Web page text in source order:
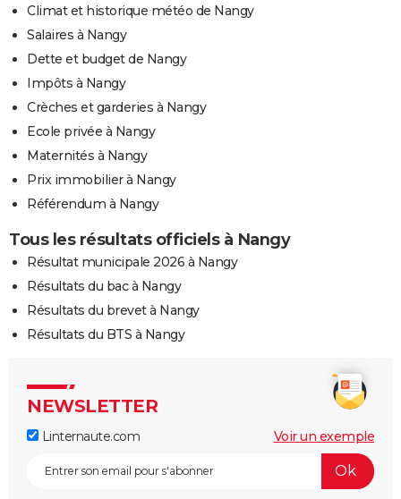
Climat et historique météo de Nangy
Salaires à Nangy
Dette et budget de Nangy
Impôts à Nangy
Crèches et garderies à Nangy
Ecole privée à Nangy
Maternités à Nangy
Prix immobilier à Nangy
Référendum à Nangy
Tous les résultats officiels à Nangy
Résultat municipale 2026 à Nangy
Résultats du bac à Nangy
Résultats du brevet à Nangy
Résultats du BTS à Nangy
NEWSLETTER
Linternaute.com Voir un exemple